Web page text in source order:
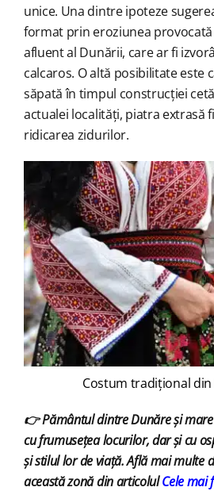
unice. Una dintre ipoteze
format prin eroziunea
afluent al Dunării, care ar fi
calcaros. O altă posibilitate este
săpată în timpul construcției
actualei localități, piatra extrasă
ridicarea zidurilor.
Costum tradițional
👉 Pământul dintre Dunăre și
cu frumusețea locurilor, dar și cu
și stilul lor de viață. Află mai multe
această zonă din articolulCele mai